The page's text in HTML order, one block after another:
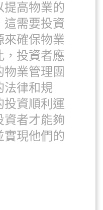
提高物業的
這需要投資
來確保物業
，投資者應
業管理團
法律和規
投資順利運
資者才能夠
實現他們的